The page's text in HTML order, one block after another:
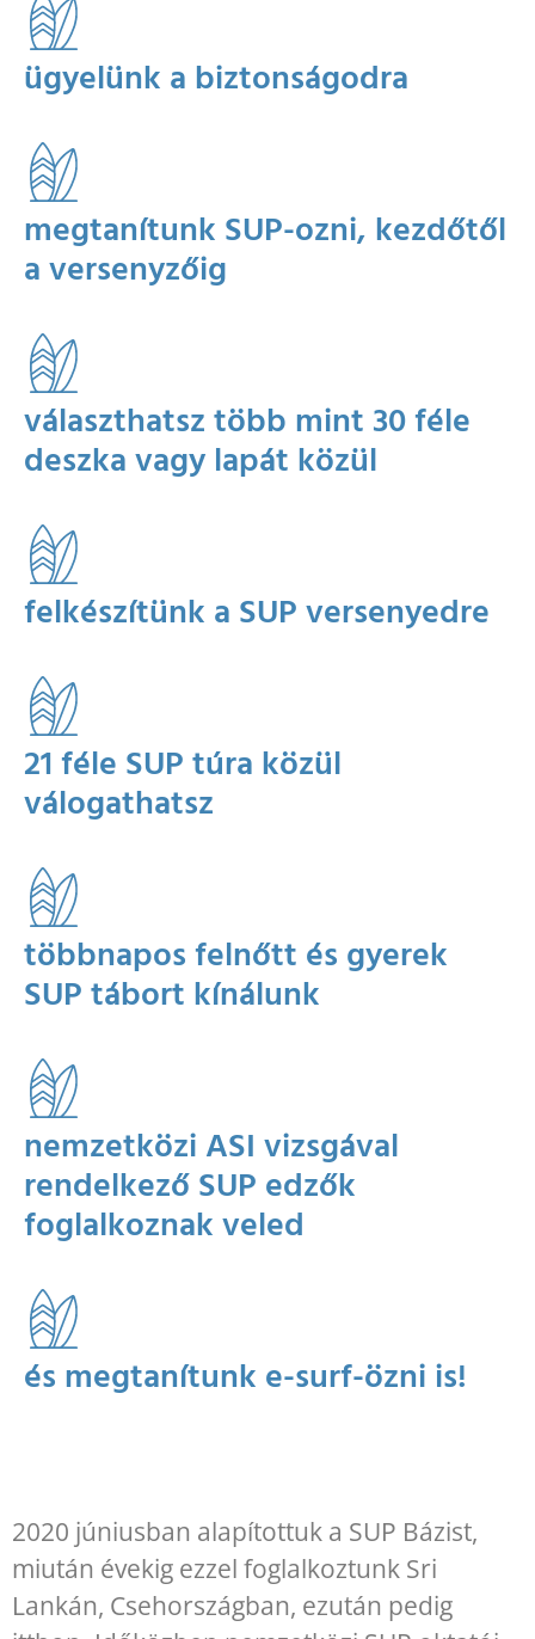
ügyelünk a biztonságodra
megtanítunk SUP-ozni, kezdőtől
a versenyzőig
választhatsz több mint 30 féle
deszka vagy lapát közül
felkészítünk a SUP versenyedre
21 féle SUP túra közül
válogathatsz
többnapos felnőtt és gyerek
SUP tábort kínálunk
nemzetközi ASI vizsgával
rendelkező SUP edzők
foglalkoznak veled
és megtanítunk e-surf-özni is!
2020 júniusban alapítottuk a SUP Bázist,
miután évekig ezzel foglalkoztunk Sri
Lankán, Csehországban, ezután pedig